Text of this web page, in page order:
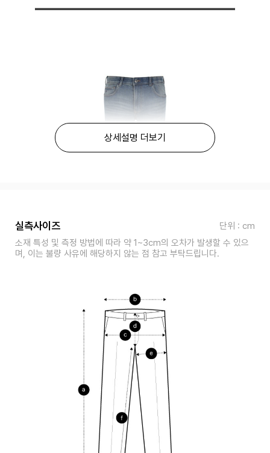
상세설명 더보기
실측사이즈
단위 : cm
소재 특성 및 측정 방법에 따라 약 1~3cm의 오차가 발생할 수 있으
며, 이는 불량 사유에 해당하지 않는 점 참고 부탁드립니다.